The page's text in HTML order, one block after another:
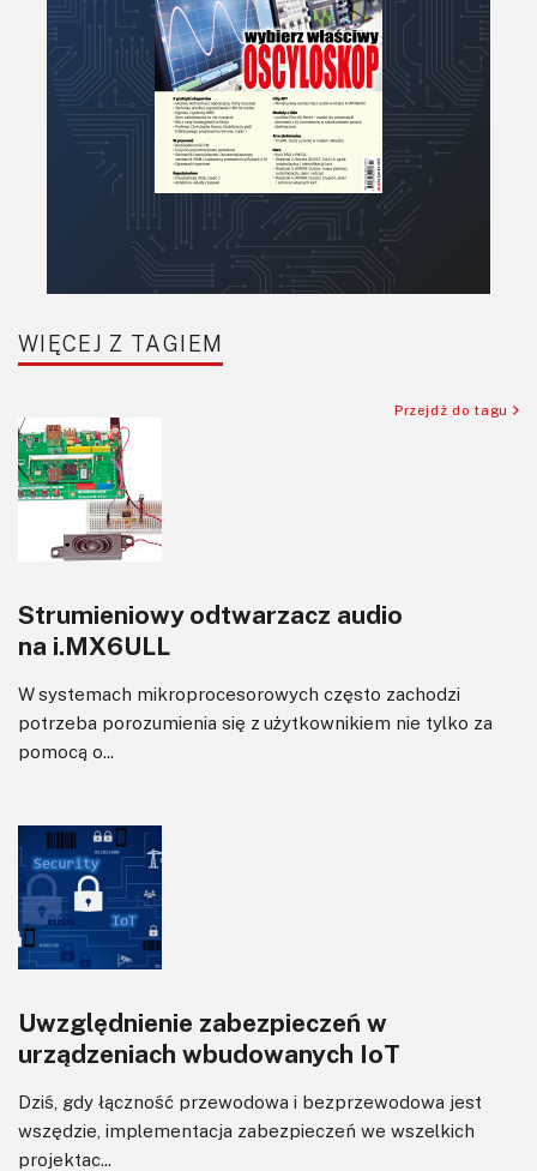
WIĘCEJ Z TAGIEM
Przejdź do tagu
Strumieniowy odtwarzacz audio
na i.MX6ULL
W systemach mikroprocesorowych często zachodzi
potrzeba porozumienia się z użytkownikiem nie tylko za
pomocą o...
Uwzględnienie zabezpieczeń w
urządzeniach wbudowanych IoT
Dziś, gdy łączność przewodowa i bezprzewodowa jest
wszędzie, implementacja zabezpieczeń we wszelkich
projektac...